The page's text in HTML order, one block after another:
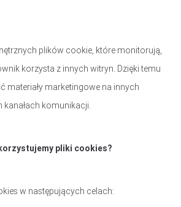
plików cookie, które monitorują,
korzysta z innych witryn. Dzięki temu
materiały marketingowe na innych
komunikacji.
pliki cookies?
w następujących celach: